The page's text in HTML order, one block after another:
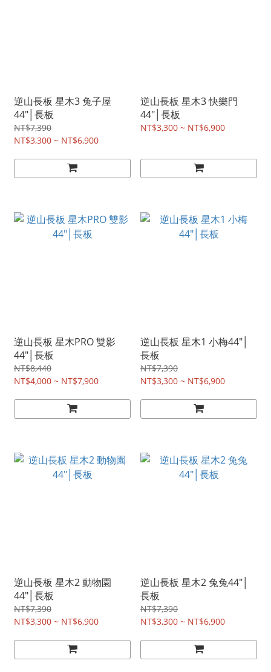
逆山長板 星木3 兔子屋
44"│長板
NT$7,390
NT$3,300 ~ NT$6,900
逆山長板 星木3 快樂門
44"│長板
NT$3,300 ~ NT$6,900
逆山長板 星木PRO 雙影
44"│長板
NT$8,440
NT$4,000 ~ NT$7,900
逆山長板 星木1 小梅44"│
長板
NT$7,390
NT$3,300 ~ NT$6,900
逆山長板 星木2 動物園
44"│長板
NT$7,390
NT$3,300 ~ NT$6,900
逆山長板 星木2 兔兔44"│
長板
NT$7,390
NT$3,300 ~ NT$6,900